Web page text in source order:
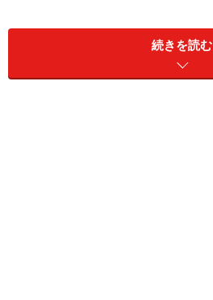
リタイア前の雇用形態：自営業
続きを読む